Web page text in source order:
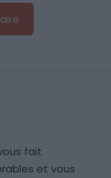
fait
et vous